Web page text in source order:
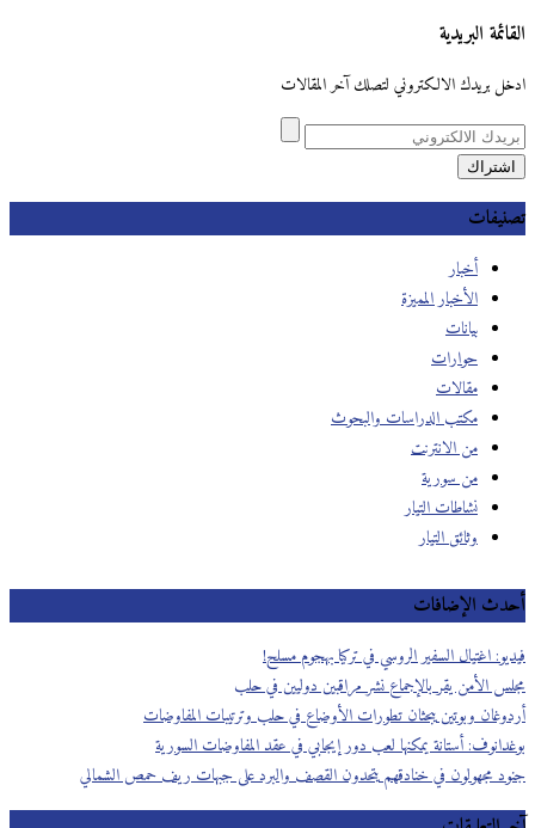
القائمة البريدية
ادخل بريدك الالكتروني لتصلك آخر المقالات
تصنيفات
أخبار
الأخبار المميزة
بيانات
حوارات
مقالات
مكتب الدراسات والبحوث
من الانترنت
من سورية
نشاطات التيار
وثائق التيار
أحدث الإضافات
فيديو: اغتيال السفير الروسي في تركيا بهجوم مسلح!
مجلس الأمن يقر بالإجماع نشر مراقبين دوليين في حلب
أردوغان وبوتين يبحثان تطورات الأوضاع في حلب وترتيبات المفاوضات
بوغدانوف: أستانة يمكنها لعب دور إيجابي في عقد المفاوضات السورية
جنود مجهولون في خنادقهم يتحدون القصف والبرد على جبهات ريف حمص الشمالي